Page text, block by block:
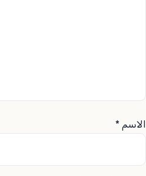
الاسم *